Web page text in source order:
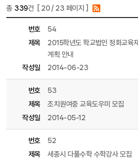
총 339건 [ 20/ 23 페이지 ]
번호
54
제목
2015학년도 학교법인 정화교육
계획 안내
작성일
2014-06-23
번호
53
제목
조치원여중 교육도우미 모집
작성일
2014-05-12
번호
52
제목
세종시 다풀수학 수학강사 모집